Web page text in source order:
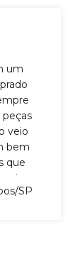
um
peças
veio
bem
que
em
SP